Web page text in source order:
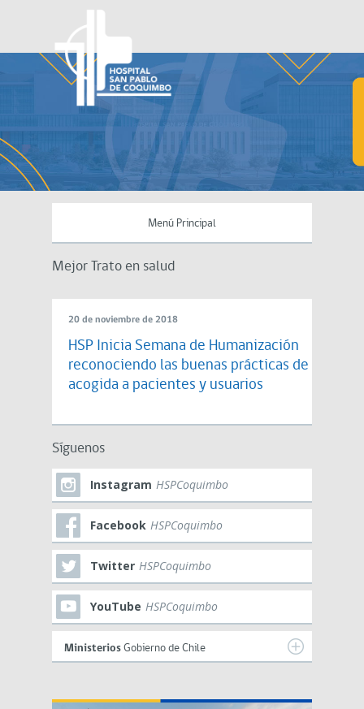
Menú Principal
Mejor Trato en salud
20 de noviembre de 2018
HSP Inicia Semana de Humanización
reconociendo las buenas prácticas de
acogida a pacientes y usuarios
Síguenos
Instagram HSPCoquimbo
Facebook HSPCoquimbo
Twitter HSPCoquimbo
YouTube HSPCoquimbo
Ministerios Gobierno de Chile